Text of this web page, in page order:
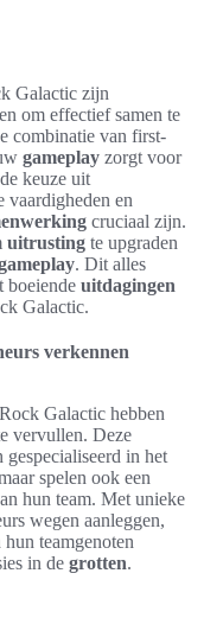
Galactic zijn
om effectief samen te
combinatie van first-
gameplay zorgt voor
keuze uit
vaardigheden en
cruciaal zijn.
uitrusting te upgraden
. Dit alles
boeiende uitdagingen
Galactic.
verkennen
Galactic hebben
vervullen. Deze
in het
spelen ook een
hun team. Met unieke
wegen aanleggen,
teamgenoten
in de grotten.